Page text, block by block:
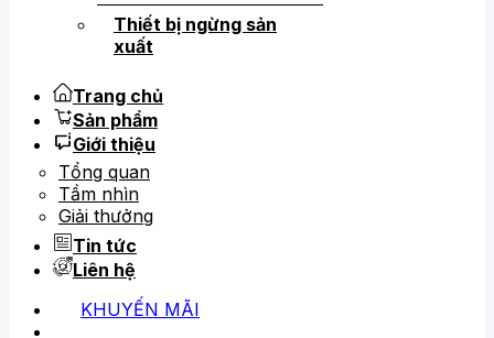
Thiết bị ngừng sản
xuất
Trang chủ
Sản phẩm
Giới thiệu
Tổng quan
Tầm nhìn
Giải thưởng
Tin tức
Liên hệ
KHUYẾN MÃI